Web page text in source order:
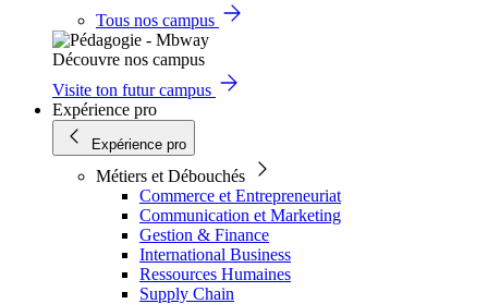
Tous nos campus
Découvre nos campus
Visite ton futur campus
Expérience pro
Expérience pro
Métiers et Débouchés
Commerce et Entrepreneuriat
Communication et Marketing
Gestion & Finance
International Business
Ressources Humaines
Supply Chain